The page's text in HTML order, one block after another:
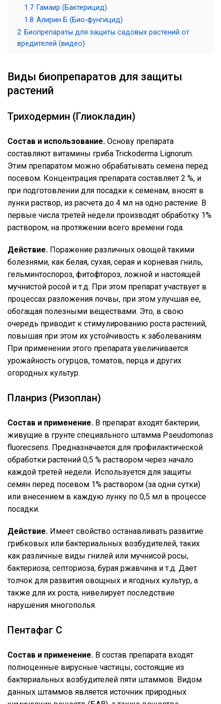
1.7 Гамаир (Бактерицид)
1.8 Алирин Б (Био-фунгицид)
2 Биопрепараты для защиты садовых растений от
вредителей (видео)
Виды биопрепаратов для защиты
растений
Триходермин (Глиокладин)
Состав и использование. Основу препарата
составляют витамины гриба Trickoderma Lignorum.
Этим препаратом можно обрабатывать семена перед
посевом. Концентрация препарата составляет 2 %, и
при подготовлении для посадки к семенам, вносят в
лунки раствор, из расчета до 4 мл на одно растение. В
первые числа третей недели производят обработку 1%
раствором, на протяжении всего времени года.
Действие. Поражение различных овощей такими
болезнями, как белая, сухая, серая и корневая гниль,
гельминтоспороз, фитофтороз, ложной и настоящей
мучнистой росой и т.д. При этом препарат участвует в
процессах разложения почвы, при этом улучшая ее,
обогащая полезными веществами. Это, в свою
очередь приводит к стимулированию роста растений,
повышая при этом их устойчивость к заболеваниям.
При применении этого препарата увеличивается
урожайность огурцов, томатов, перца и других
огородных культур.
Планриз (Ризоплан)
Состав и применение. В препарат входят бактерии,
живущие в грунте специального штамма Pseudomonas
fluorecsens. Предназначается для профилактической
обработки растений 0,5 % раствором через начало
каждой третей недели. Используется для защиты
семян перед посевом 1% раствором (за одни сутки)
или внесением в каждую лунку по 0,5 мл в процессе
посадки.
Действие. Имеет свойство останавливать развитие
грибковых или бактериальных возбудителей, таких
как различные виды гнилей или мучнисой росы,
бактериоза, септориоза, бурая ржавчина и т.д. Дает
толчок для развития овощных и ягодных культур, а
также для их роста, нивелирует последствие
нарушения многополья.
Пентафаг С
Состав и применение. В состав препарата входят
полноценные вирусные частицы, состоящие из
бактериальных возбудителей пяти штаммов. Видом
данных штаммов является источник природных